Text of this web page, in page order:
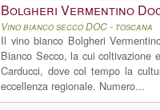
Bolgheri Vermentino
Vino bianco secco DOC - toscana
Il vino bianco Bolgheri
Bianco Secco, la cui coltivazione
Carducci, dove col tempo la
eccellenza regionale. Numero...